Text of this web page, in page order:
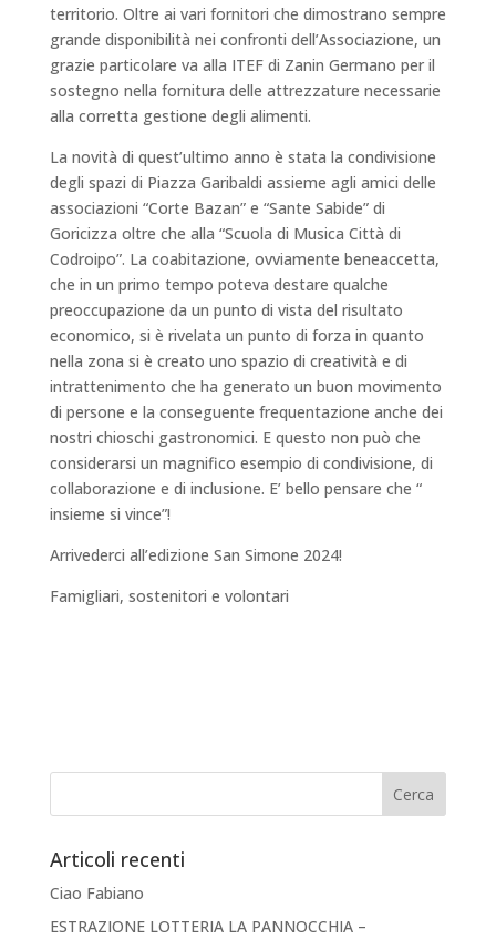
territorio. Oltre ai vari fornitori che dimostrano sempre
grande disponibilità nei confronti dell’Associazione, un
grazie particolare va alla ITEF di Zanin Germano per il
sostegno nella fornitura delle attrezzature necessarie
alla corretta gestione degli alimenti.
La novità di quest’ultimo anno è stata la condivisione
degli spazi di Piazza Garibaldi assieme agli amici delle
associazioni “Corte Bazan” e “Sante Sabide” di
Goricizza oltre che alla “Scuola di Musica Città di
Codroipo”. La coabitazione, ovviamente beneaccetta,
che in un primo tempo poteva destare qualche
preoccupazione da un punto di vista del risultato
economico, si è rivelata un punto di forza in quanto
nella zona si è creato uno spazio di creatività e di
intrattenimento che ha generato un buon movimento
di persone e la conseguente frequentazione anche dei
nostri chioschi gastronomici. E questo non può che
considerarsi un magnifico esempio di condivisione, di
collaborazione e di inclusione. E’ bello pensare che “
insieme si vince”!
Arrivederci all’edizione San Simone 2024!
Famigliari, sostenitori e volontari
Articoli recenti
Ciao Fabiano
ESTRAZIONE LOTTERIA LA PANNOCCHIA –